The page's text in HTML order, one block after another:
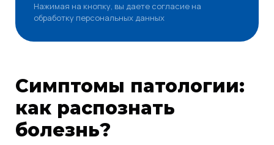
Нажимая на кнопку, вы даете согласие на
обработку персональных данных
Симптомы патологии:
как распознать
болезнь?